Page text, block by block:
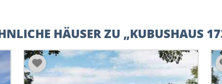
HÄUSER ZU „KUBUSHAUS